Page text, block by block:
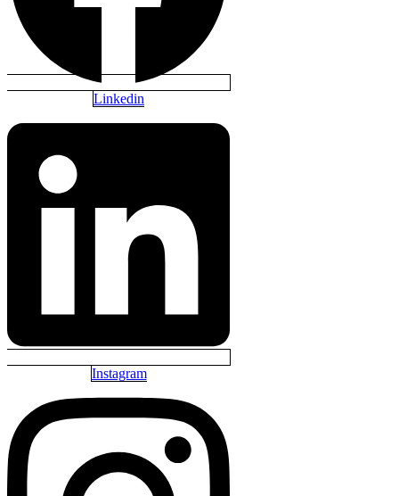
Linkedin
Instagram